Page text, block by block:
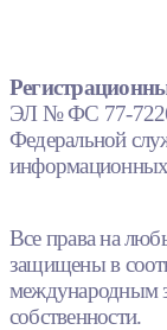
ЭЛ № ФС 77-
Федеральной
Все права на
защищены в
международным
собственности.